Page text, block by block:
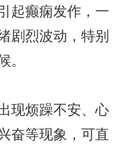
起癫痫发作，一
剧烈波动，特别
。
现烦躁不安、心
奋等现象，可直